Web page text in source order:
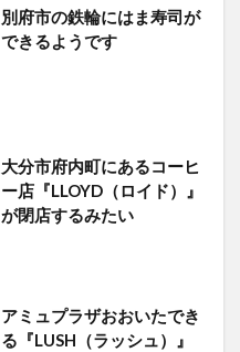
別府市の鉄輪にはま寿司が
できるようです
大分市府内町にあるコーヒ
ー店『LLOYD（ロイド）』
が閉店するみたい
アミュプラザおおいたでき
る『LUSH（ラッシュ）』